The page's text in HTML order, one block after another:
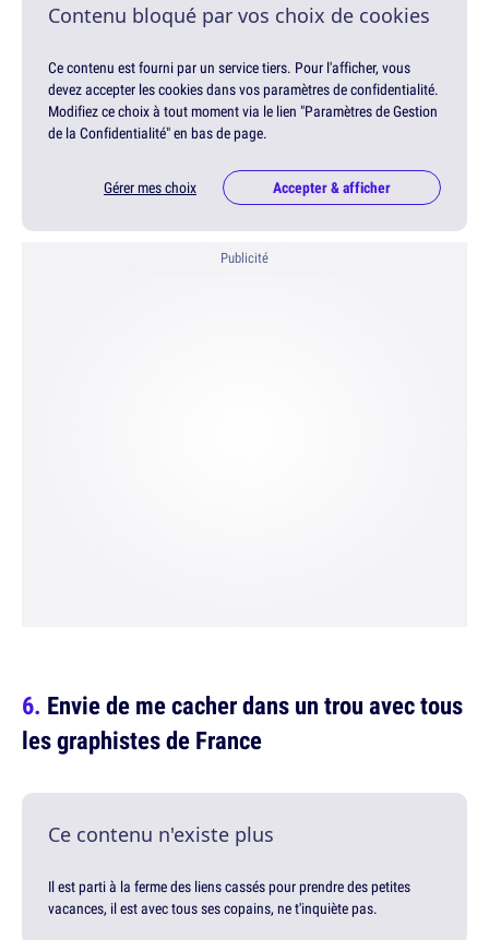
Contenu bloqué par vos choix de cookies
Ce contenu est fourni par un service tiers. Pour l'afficher, vous
devez accepter les cookies dans vos paramètres de confidentialité.
Modifiez ce choix à tout moment via le lien "Paramètres de Gestion
de la Confidentialité" en bas de page.
Gérer mes choix Accepter & afficher
Publicité
Envie de me cacher dans un trou avec tous
les graphistes de France
Ce contenu n'existe plus
Il est parti à la ferme des liens cassés pour prendre des petites
vacances, il est avec tous ses copains, ne t'inquiète pas.